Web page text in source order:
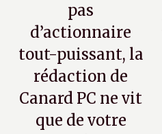
pas
d’actionnaire
tout-puissant, la
rédaction de
Canard PC ne vit
que de votre